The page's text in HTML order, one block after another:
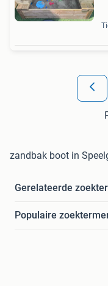
zandbak boot in
Gerelateerde
Populaire